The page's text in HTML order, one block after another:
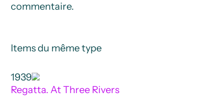
commentaire.
Items du même type
1939
Regatta. At Three Rivers